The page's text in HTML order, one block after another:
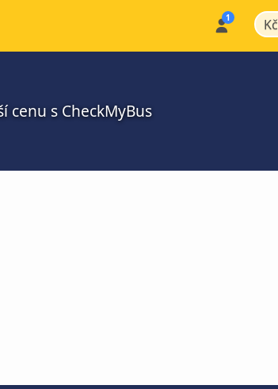
Kč
s CheckMyBus